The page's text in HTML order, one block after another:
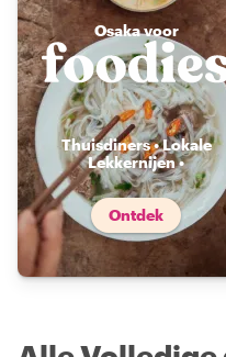
Osaka voor
Thuisdiners • Lokale
Lekkernijen •
Voedselmarkten...
Ontdek